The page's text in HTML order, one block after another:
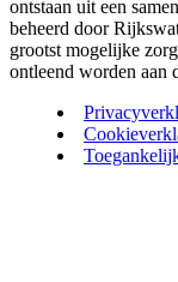
ontstaan uit een
beheerd door
grootst mogelijke
ontleend worden aan